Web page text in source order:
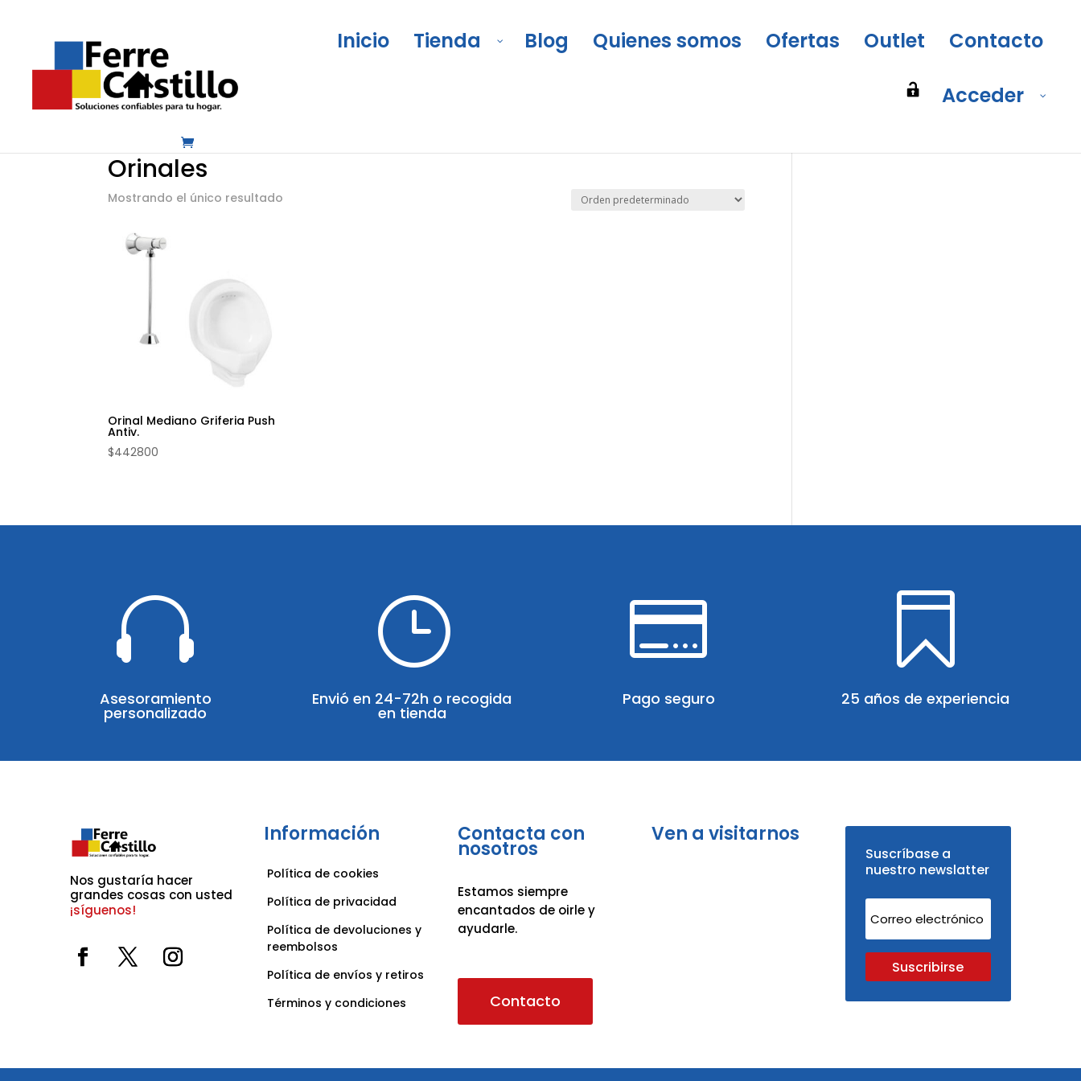
Inicio Tienda Blog Quienes somos Ofertas Outlet Contacto
Acceder
Baño, cocina y aseo
Orinales
Mostrando el único resultado
Orinal Mediano Griferia Push
Antiv.
$442800

Asesoramiento
personalizado
}
Envió en 24-72h o recogida
en tienda

Pago seguro

25 años de experiencia
Nos gustaría hacer
¡síguenos!
Información
Política de cookies
Política de privacidad
Política de devoluciones y
reembolsos
Política de envíos y retiros
Términos y condiciones
Contacta con
nosotros
Estamos siempre
encantados de oirle y
ayudarle.
Contacto
Ven a visitarnos
Suscríbase a
nuestro newslatter
Suscribirse